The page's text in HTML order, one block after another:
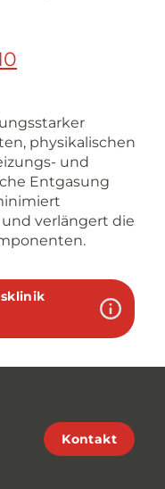
physikalischen
und
Entgasung
verlängert die
Kontakt